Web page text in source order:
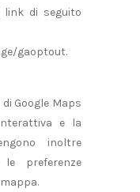
link di seguito
gaoptout.
Google Maps
e la
inoltre
preferenze